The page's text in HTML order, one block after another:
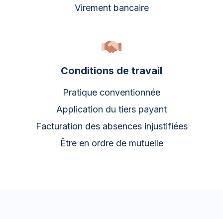
Virement bancaire
Conditions de travail
Pratique conventionnée
Application du tiers payant
Facturation des absences injustifiées
Être en ordre de mutuelle